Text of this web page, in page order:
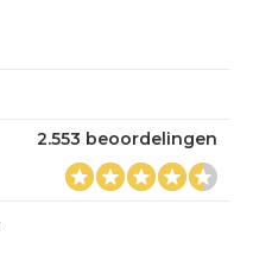
2.553 beoordelingen